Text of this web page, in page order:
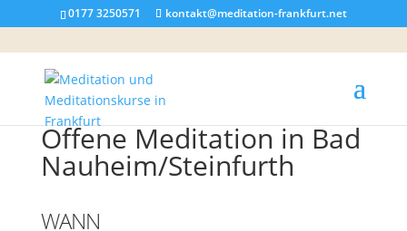
0177 3250571 kontakt@meditation-frankfurt.net
Offene Meditation in Bad
Nauheim/Steinfurth
WANN